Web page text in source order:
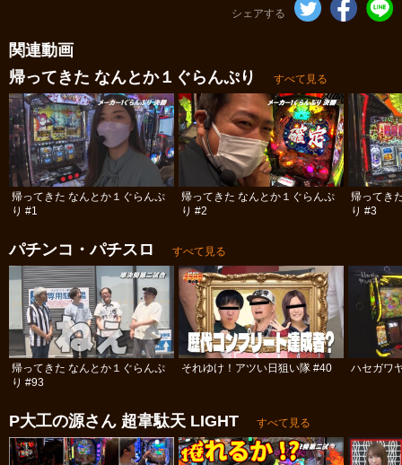
シェアする
関連動画
帰ってきた なんとか１ぐらんぷり
すべて見る
帰ってきた なんとか１ぐらんぷ
り #1
帰ってきた なんとか１ぐらんぷ
り #2
帰ってき
り #3
パチンコ・パチスロ すべて見る
帰ってきた なんとか１ぐらんぷ
り #93
それゆけ！アツい日狙い隊 #40 ハセガワ
P大工の源さん 超韋駄天 LIGHT すべて見る